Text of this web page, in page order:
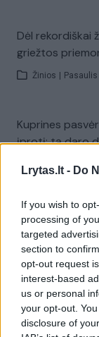
Lrytas.lt - Do
If you wish to
processing of
targeted
section to
opt-out request
interest-based
us or personal
your opt-out.
disclosure of
Dėl rekordiškai
griežtos
Žinios Pasaulis
Kuprines
įprotį: tą daro
Žinios |
Vaizdai iš